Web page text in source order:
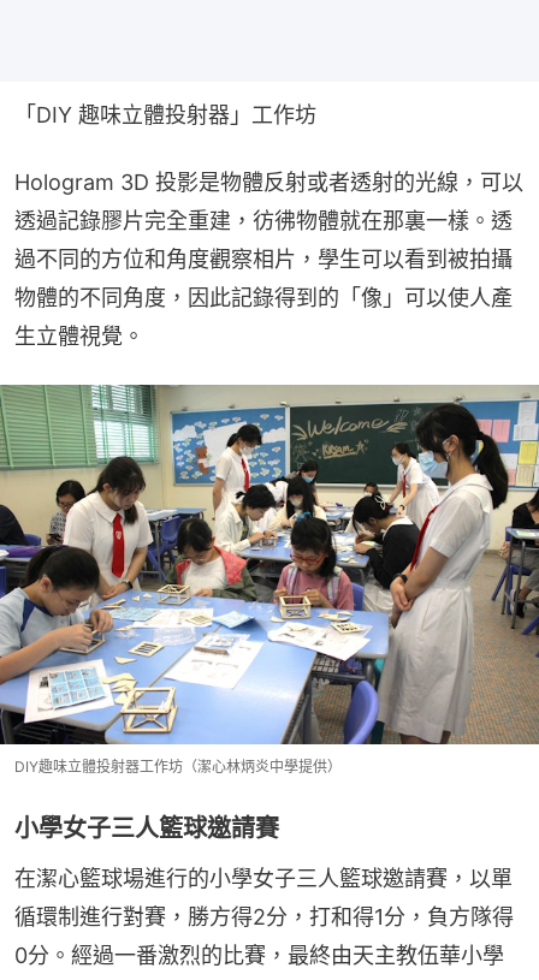
「DIY 趣味立體投射器」工作坊
Hologram 3D 投影是物體反射或者透射的光線，可以
透過記錄膠片完全重建，彷彿物體就在那裏一樣。透
過不同的方位和角度觀察相片，學生可以看到被拍攝
物體的不同角度，因此記錄得到的「像」可以使人產
生立體視覺。
DIY趣味立體投射器工作坊（潔心林炳炎中學提供）
小學女子三人籃球邀請賽
在潔心籃球場進行的小學女子三人籃球邀請賽，以單
循環制進行對賽，勝方得2分，打和得1分，負方隊得
0分。經過一番激烈的比賽，最終由天主教伍華小學